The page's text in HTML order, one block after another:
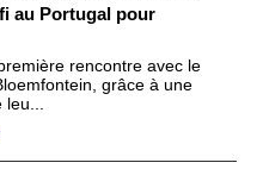
au Portugal pour
rencontre avec le
grâce à une